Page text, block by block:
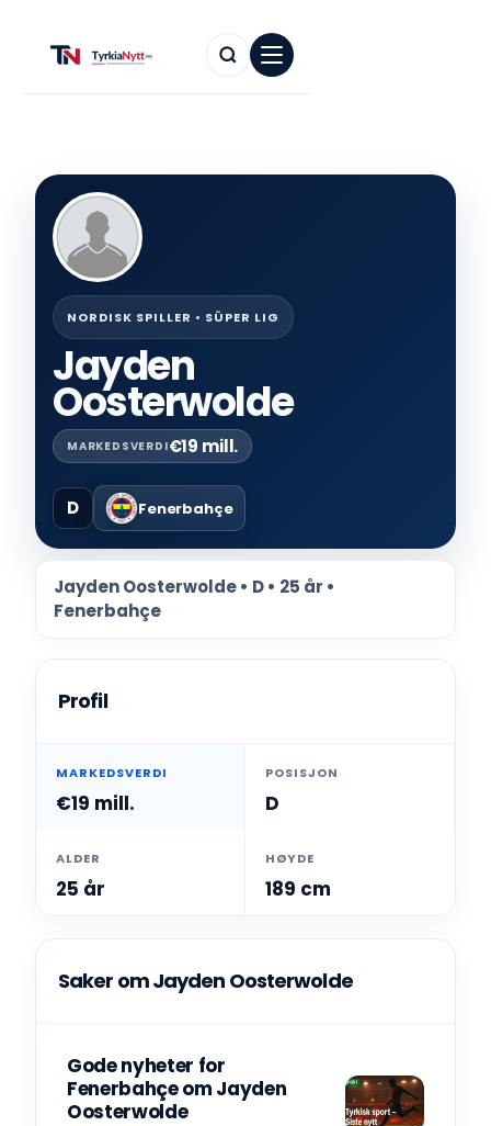
NORDISK SPILLER • SÜPER LIG
Jayden
Oosterwolde
MARKEDSVERDI€19 mill.
D Fenerbahçe
Jayden Oosterwolde • D • 25 år •
Fenerbahçe
Profil
MARKEDSVERDI
€19 mill.
POSISJON
D
ALDER
25 år
HØYDE
189 cm
Saker om Jayden Oosterwolde
Gode nyheter for
Fenerbahçe om Jayden
Oosterwolde